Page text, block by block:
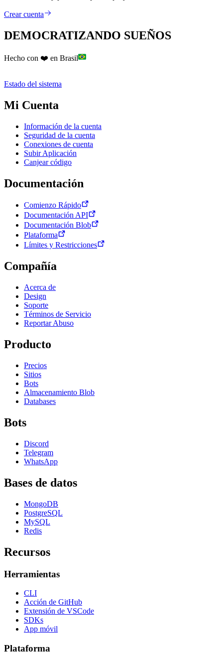
Crear cuenta
DEMOCRATIZANDO SUEÑOS
Hecho con ❤️ en Brasil
Estado del sistema
Mi Cuenta
Información de la cuenta
Seguridad de la cuenta
Conexiones de cuenta
Subir Aplicación
Canjear código
Documentación
Comienzo Rápido
Documentación API
Documentación Blob
Plataforma
Límites y Restricciones
Compañía
Acerca de
Design
Soporte
Términos de Servicio
Reportar Abuso
Producto
Precios
Sitios
Bots
Almacenamiento Blob
Databases
Bots
Discord
Telegram
WhatsApp
Bases de datos
MongoDB
PostgreSQL
MySQL
Redis
Recursos
Herramientas
CLI
Acción de GitHub
Extensión de VSCode
SDKs
App móvil
Plataforma